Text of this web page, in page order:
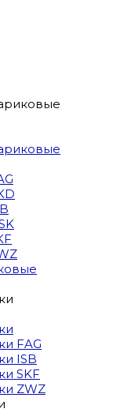
FAG
ISB
SKF
ZWZ